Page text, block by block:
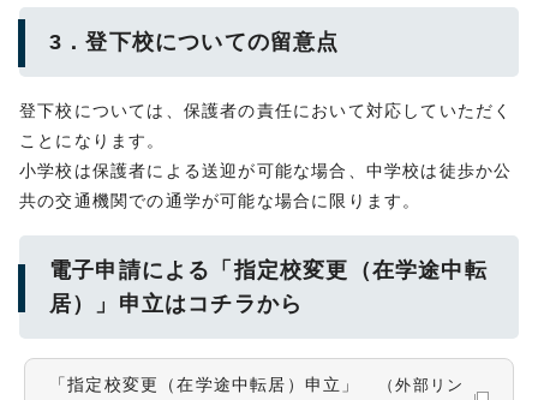
3．登下校についての留意点
登下校については、保護者の責任において対応していただく
ことになります。
小学校は保護者による送迎が可能な場合、中学校は徒歩か公
共の交通機関での通学が可能な場合に限ります。
電子申請による「指定校変更（在学途中転
居）」申立はコチラから
「指定校変更（在学途中転居）申立」
（外部リン